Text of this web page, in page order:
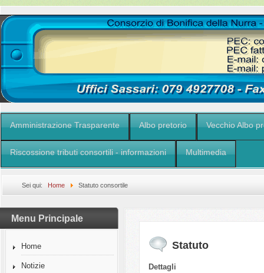
Amministrazione Trasparente Albo pretorio Vecchio Albo
Riscossione tributi consortili - informazioni Multimedia
Sei qui: Home Statuto consortile
Menu Principale
Home
Notizie
Statuto
Dettagli